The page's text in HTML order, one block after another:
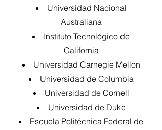
Universidad Nacional
Australiana
Instituto Tecnológico de
California
Universidad Carnegie Mellon
Universidad de Columbia
Universidad de Cornell
Universidad de Duke
Escuela Politécnica Federal de